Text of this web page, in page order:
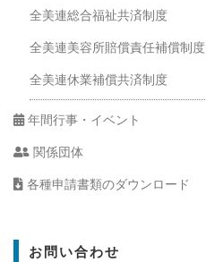
全美連総合福祉共済制度
全美連美容所賠償責任補償制度
全美連休業補償共済制度
年間行事・イベント
関係団体
各種申請書類のダウンロード
お問い合わせ